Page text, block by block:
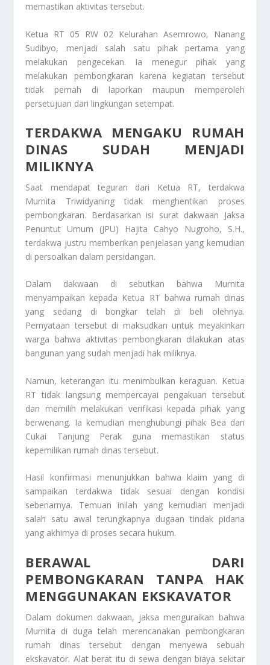
memastikan aktivitas tersebut.
Ketua RT 05 RW 02 Kelurahan Asemrowo, Nanang
Sudibyo, menjadi salah satu pihak pertama yang
melakukan pengecekan. Ia menegur pihak yang
melakukan pembongkaran karena kegiatan tersebut
tidak pernah di laporkan maupun memperoleh
persetujuan dari lingkungan setempat.
TERDAKWA MENGAKU RUMAH
DINAS SUDAH MENJADI
MILIKNYA
Saat mendapat teguran dari Ketua RT, terdakwa
Murnita Triwidyaning tidak menghentikan proses
pembongkaran. Berdasarkan isi surat dakwaan Jaksa
Penuntut Umum (JPU) Hajita Cahyo Nugroho, S.H.,
terdakwa justru memberikan penjelasan yang kemudian
di persoalkan dalam persidangan.
Dalam dakwaan di sebutkan bahwa Murnita
menyampaikan kepada Ketua RT bahwa rumah dinas
yang sedang di bongkar telah di beli olehnya.
Pernyataan tersebut di maksudkan untuk meyakinkan
warga bahwa aktivitas pembongkaran dilakukan atas
bangunan yang sudah menjadi hak miliknya.
Namun, keterangan itu menimbulkan keraguan. Ketua
RT tidak langsung mempercayai pengakuan tersebut
dan memilih melakukan verifikasi kepada pihak yang
berwenang. Ia kemudian menghubungi pihak Bea dan
Cukai Tanjung Perak guna memastikan status
kepemilikan rumah dinas tersebut.
Hasil konfirmasi menunjukkan bahwa klaim yang di
sampaikan terdakwa tidak sesuai dengan kondisi
sebenarnya. Temuan inilah yang kemudian menjadi
salah satu awal terungkapnya dugaan tindak pidana
yang akhirnya di proses secara hukum.
BERAWAL DARI
PEMBONGKARAN TANPA HAK
MENGGUNAKAN EKSKAVATOR
Dalam dokumen dakwaan, jaksa menguraikan bahwa
Murnita di duga telah merencanakan pembongkaran
rumah dinas tersebut dengan menyewa sebuah
ekskavator. Alat berat itu di sewa dengan biaya sekitar